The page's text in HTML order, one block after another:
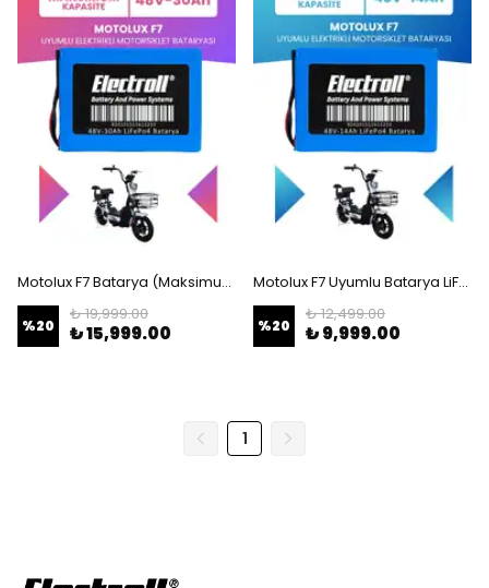
Motolux F7 Batarya (Maksimum Kapasite) LiFePO4 48V 30Ah Elektrikli Motorsiklet Bataryası
%20
₺ 19,999.00
₺ 15,999.00
Motolux F7 Uyumlu Batarya LiFePO4 48V 14Ah Elektrikli Motorsiklet Bataryası
%20
₺ 12,499.00
₺ 9,999.00
1